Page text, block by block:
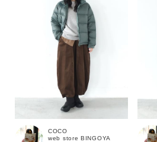
COCO
web store BINGOYA